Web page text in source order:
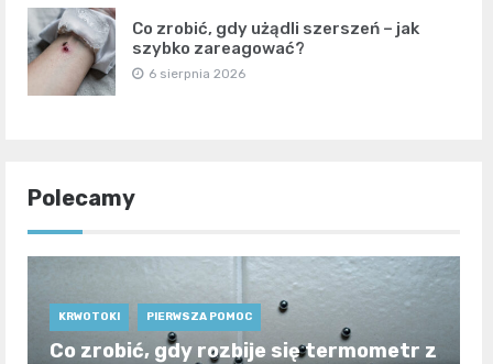
Co zrobić, gdy użądli szerszeń – jak
szybko zareagować?
6 sierpnia 2026
Polecamy
KRWOTOKI PIERWSZA POMOC
Co zrobić, gdy rozbije się termometr z